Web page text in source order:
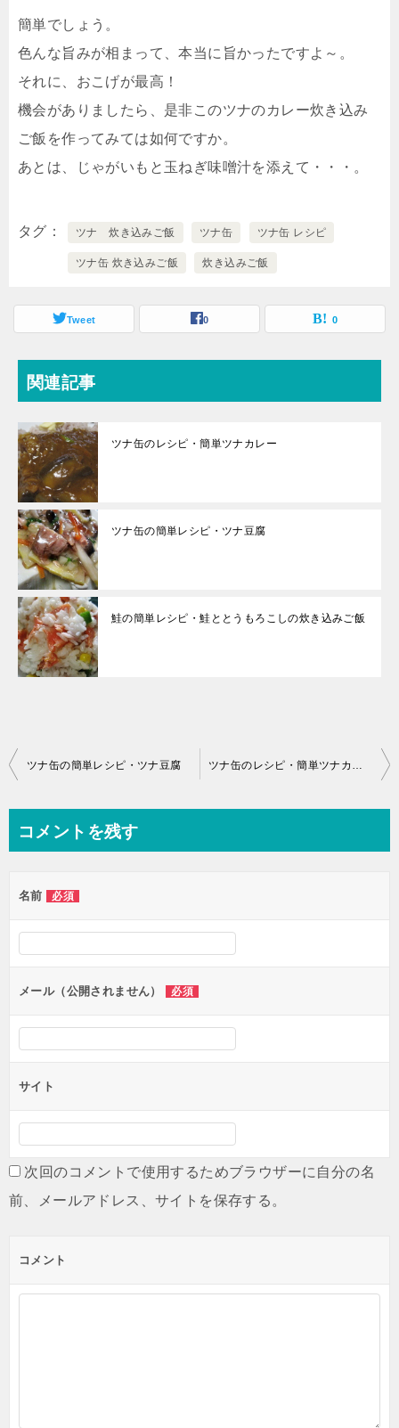
簡単でしょう。
色んな旨みが相まって、本当に旨かったですよ～。
それに、おこげが最高！
機会がありましたら、是非このツナのカレー炊き込み
ご飯を作ってみては如何ですか。
あとは、じゃがいもと玉ねぎ味噌汁を添えて・・・。
タグ ツナ 炊き込みご飯 ツナ缶 ツナ缶 レシピ
ツナ缶 炊き込みご飯 炊き込みご飯
Tweet 0 0
関連記事
ツナ缶のレシピ・簡単ツナカレー
ツナ缶の簡単レシピ・ツナ豆腐
鮭の簡単レシピ・鮭ととうもろこしの炊き込みご飯
投
ビ
ー
シ
ン
ツナ缶の簡単レシピ・ツナ豆腐 ツナ缶のレシピ・簡単ツナカレー
コメントを残す
名前 必須
メール（公開されません） 必須
サイト
次回のコメントで使用するためブラウザーに自分の名
前、メールアドレス、サイトを保存する。
コメント